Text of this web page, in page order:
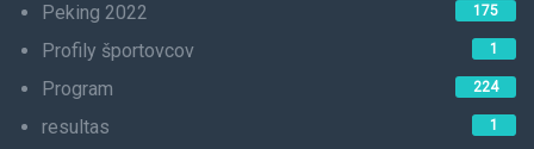
Peking 2022 175
Profily športovcov 1
Program 224
resultas 1